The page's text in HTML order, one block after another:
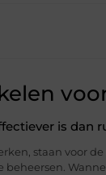
is dan
staan voor